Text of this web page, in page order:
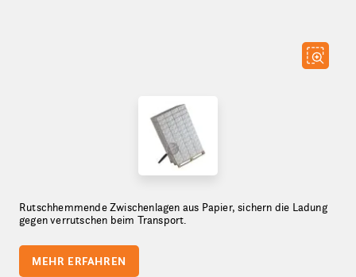
Rutschhemmende Zwischenlagen aus Papier, sichern die Ladung
gegen verrutschen beim Transport.
MEHR ERFAHREN